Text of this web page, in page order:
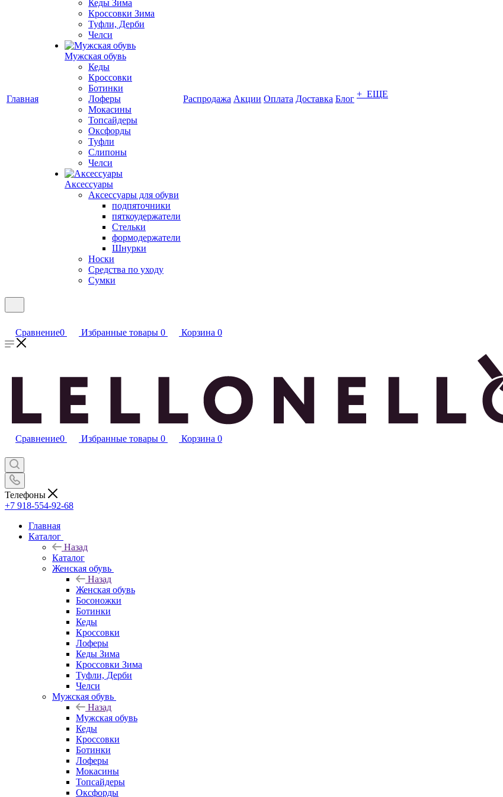
Главная
Кеды Зима
Кроссовки Зима
Туфли, Дерби
Челси
Мужская обувь
Кеды
Кроссовки
Ботинки
Лоферы
Мокасины
Топсайдеры
Оксфорды
Туфли
Слипоны
Челси
Аксессуары
Аксессуары для обуви
подпяточники
пяткоудержатели
Стельки
формодержатели
Шнурки
Носки
Средства по уходу
Сумки
Распродажа Акции Оплата Доставка Блог + ЕЩЕ
Сравнение0 Избранные товары 0 Корзина 0
Сравнение0 Избранные товары 0 Корзина 0
Телефоны
+7 918-554-92-68
Главная
Каталог
Назад
Каталог
Женская обувь
Назад
Женская обувь
Босоножки
Ботинки
Кеды
Кроссовки
Лоферы
Кеды Зима
Кроссовки Зима
Туфли, Дерби
Челси
Мужская обувь
Назад
Мужская обувь
Кеды
Кроссовки
Ботинки
Лоферы
Мокасины
Топсайдеры
Оксфорды